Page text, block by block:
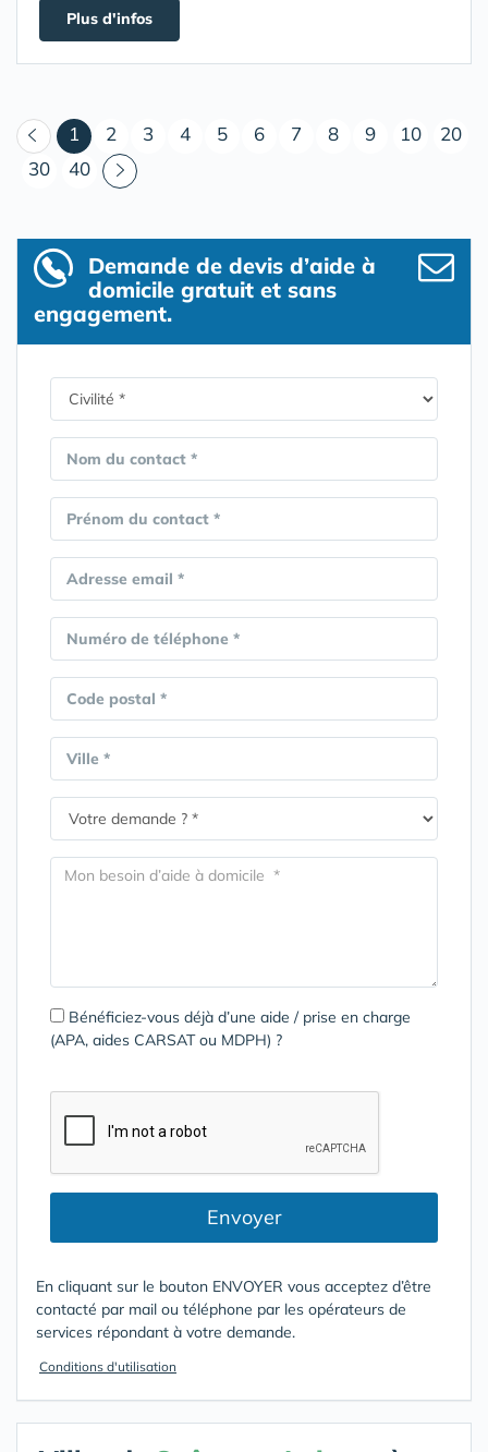
Plus d'infos
1 (courant)
2 3 4 5 6 7 8 9 10
20
30
40
Demande de devis d’aide à
domicile gratuit et sans
engagement.
Nom du contact *
Prénom du contact *
Adresse email *
Numéro de téléphone *
Code postal *
Ville *
Bénéficiez-vous déjà d’une aide / prise en charge
(APA, aides CARSAT ou MDPH) ?
Envoyer
En cliquant sur le bouton ENVOYER vous acceptez d’être
contacté par mail ou téléphone par les opérateurs de
services répondant à votre demande.
Conditions d'utilisation